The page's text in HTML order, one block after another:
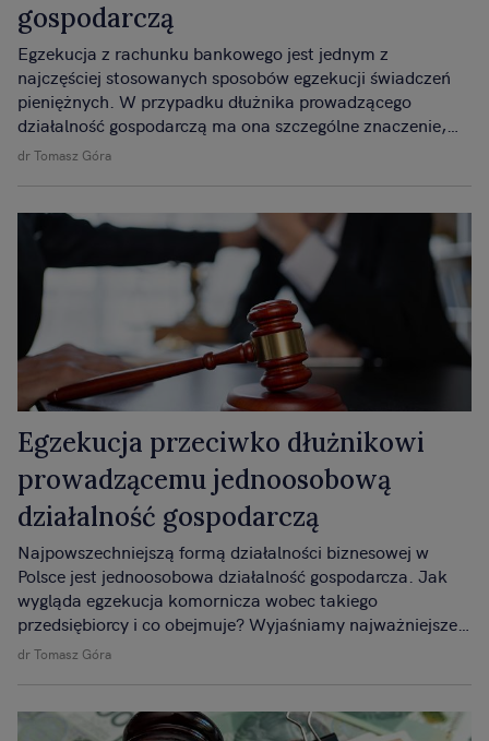
gospodarczą
dr Tomasz Góra
Egzekucja z rachunku bankowego jest jednym z
najczęściej stosowanych sposobów egzekucji świadczeń
pieniężnych. W przypadku dłużnika prowadzącego
działalność gospodarczą ma ona szczególne znaczenie,
ponieważ środki na rachunku firmowym często stanowią
Egzekucja przeciwko dłużnikowi
prowadzącemu jednoosobową
działalność gospodarczą
dr Tomasz Góra
Najpowszechniejszą formą działalności biznesowej w
Polsce jest jednoosobowa działalność gospodarcza. Jak
wygląda egzekucja komornicza wobec takiego
przedsiębiorcy i co obejmuje? Wyjaśniamy najważniejsze
kwestie.